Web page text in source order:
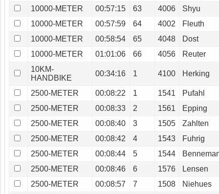
10000-METER
00:57:15 63 4006
Shyu
10000-METER
00:57:59 64 4002
Fleuth
10000-METER
00:58:54 65 4048
Dost
10000-METER
01:01:06 66 4056
Reuter
10KM-
HANDBIKE
00:34:16 1 4100 Herking
2500-METER 00:08:22 1 1541
Pufahl
2500-METER
00:08:33 2 1561
Epping
2500-METER
00:08:40 3 1505
Zahlten
2500-METER
00:08:42 4 1543
Fuhrig
2500-METER
00:08:44 5 1544
2500-METER
00:08:46 6 1576
Lensen
2500-METER
00:08:57 7 1508
Niehues